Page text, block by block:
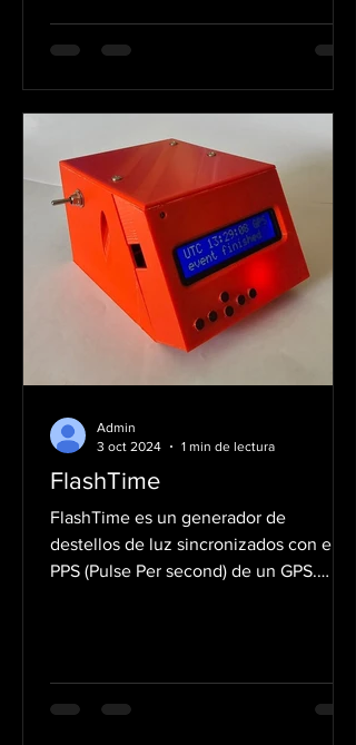
FlashTime
FlashTime es un generador de
destellos de luz sincronizados con el
PPS (Pulse Per second) de un GPS.​
Admin
3 oct 2024
1 min de lectura